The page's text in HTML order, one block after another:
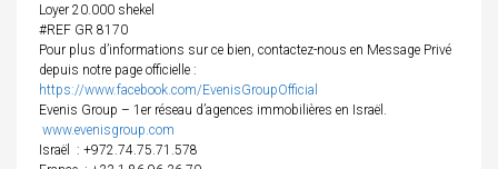
Loyer 20.000 shekel
#REF GR 8170
Pour plus d’informations sur ce bien, contactez-nous en Message Privé
depuis notre page officielle :
https://www.facebook.com/EvenisGroupOfficial
Evenis Group – 1er réseau d’agences immobilières en Israël.
www.evenisgroup.com
Israël
: +972.74.75.71.578